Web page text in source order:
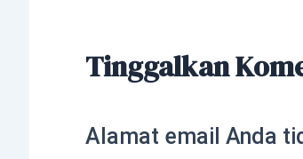
Tinggalkan
Alamat email Anda